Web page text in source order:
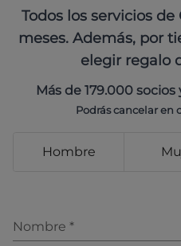
Todos los servicios
meses. Además, por
elegir regalo
Más de 179.000
Podrás cancelar
Hombre
Nombre *